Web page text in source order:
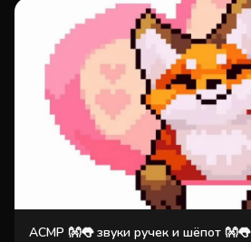
АСМР 👐👅 звуки ручек и шёпот 👐👅